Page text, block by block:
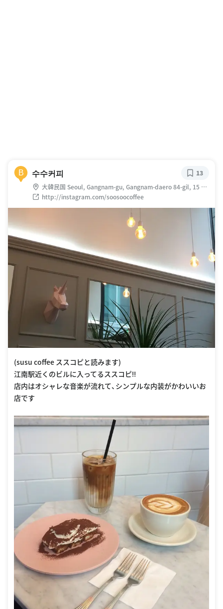
B 수수커피
大韓民国 Seoul, Gangnam-gu, Gangnam-daero 84-gil, 15 효
성 해링턴 타워 1 층
http://instagram.com/soosoocoffee
13
(susu coffee ススコピと読みます)
江南駅近くのビルに入ってるススコピ‼︎
店内はオシャレな音楽が流れて、シンプルな内装がかわいいお
店です